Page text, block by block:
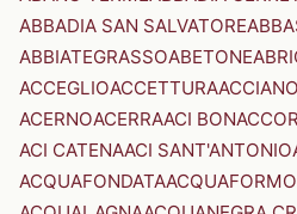
ABBADIA SAN SALVATORE
ABBIATEGRASSOABETONE
ACCEGLIOACCETTURAACCIANO
ACERNOACERRAACI
ACI CATENAACI SANT'ANTONIO
ACQUAFONDATA